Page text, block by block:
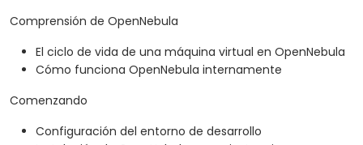
Comprensión de OpenNebula
El ciclo de vida de una máquina virtual en OpenNebula
Cómo funciona OpenNebula internamente
Comenzando
Configuración del entorno de desarrollo